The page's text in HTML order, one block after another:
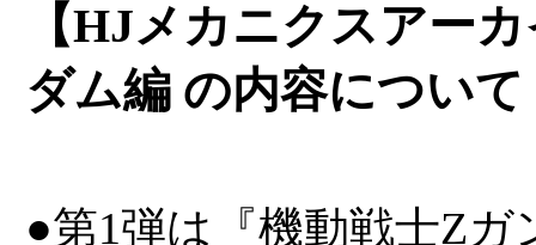
【HJメカニクスアー
ダム編 の内容について
●第1弾は『機動戦士Zガ